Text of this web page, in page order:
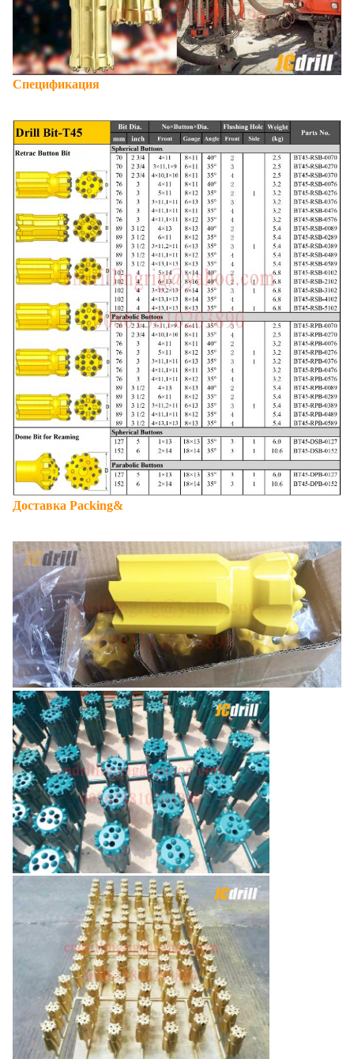
Спецификация
Доставка Packing&